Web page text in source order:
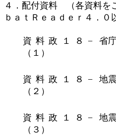
４．配付資料 （各資料を
ｂａｔＲｅａｄｅｒ４．０
資料政１８−
（１）
省
資料政１８−
（２）
地
資料政１８−
（３）
地